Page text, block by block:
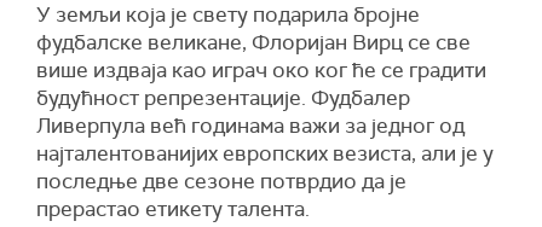
У земљи која је свету подарила бројне
фудбалске великане, Флоријан Вирц се све
више издваја као играч око ког ће се градити
будућност репрезентације. Фудбалер
Ливерпула већ годинама важи за једног од
најталентованијих европских везиста, али је у
последње две сезоне потврдио да је
прерастао етикету талента.